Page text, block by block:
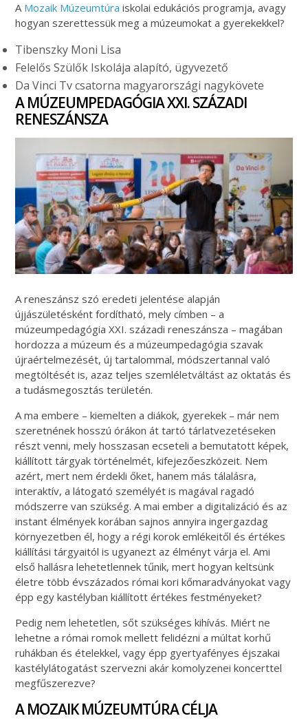
A Mozaik Múzeumtúra iskolai edukációs programja, avagy
hogyan szerettessük meg a múzeumokat a gyerekekkel?
Tibenszky Moni Lisa
Felelős Szülők Iskolája alapító, ügyvezető
Da Vinci Tv csatorna magyarországi nagykövete
A MÚZEUMPEDAGÓGIA XXI. SZÁZADI
RENESZÁNSZA
A reneszánsz szó eredeti jelentése alapján
újjászületésként fordítható, mely címben – a
múzeumpedagógia XXI. századi reneszánsza – magában
hordozza a múzeum és a múzeumpedagógia szavak
újraértelmezését, új tartalommal, módszertannal való
megtöltését is, azaz teljes szemléletváltást az oktatás és
a tudásmegosztás területén.
A ma embere – kiemelten a diákok, gyerekek – már nem
szeretnének hosszú órákon át tartó tárlatvezetéseken
részt venni, mely hosszasan ecseteli a bemutatott képek,
kiállított tárgyak történelmét, kifejezőeszközeit. Nem
azért, mert nem érdekli őket, hanem más tálalásra,
interaktív, a látogató személyét is magával ragadó
módszerre van szükség. A mai ember a digitalizáció és az
instant élmények korában sajnos annyira ingergazdag
környezetben él, hogy a régi korok emlékeitől és értékes
kiállítási tárgyaitól is ugyanezt az élményt várja el. Ami
első hallásra lehetetlennek tűnik, mert hogyan keltsünk
életre több évszázados római kori kőmaradványokat vagy
épp egy kastélyban kiállított értékes festményeket?
Pedig nem lehetetlen, sőt szükséges kihívás. Miért ne
lehetne a római romok mellett felidézni a múltat korhű
ruhákban és ételekkel, vagy épp gyertyafényes éjszakai
kastélylátogatást szervezni akár komolyzenei koncerttel
megfűszerezve?
A MOZAIK MÚZEUMTÚRA CÉLJA